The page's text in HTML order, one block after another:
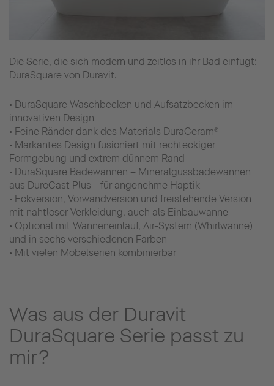
Die Serie, die sich modern und zeitlos in ihr Bad einfügt:
DuraSquare von Duravit.
• DuraSquare Waschbecken und Aufsatzbecken im
innovativen Design
• Feine Ränder dank des Materials DuraCeram®
• Markantes Design fusioniert mit rechteckiger
Formgebung und extrem dünnem Rand
• DuraSquare Badewannen – Mineralgussbadewannen
aus DuroCast Plus - für angenehme Haptik
• Eckversion, Vorwandversion und freistehende Version
mit nahtloser Verkleidung, auch als Einbauwanne
• Optional mit Wanneneinlauf, Air-System (Whirlwanne)
und in sechs verschiedenen Farben
• Mit vielen Möbelserien kombinierbar
Was aus der Duravit
DuraSquare Serie passt zu
mir?